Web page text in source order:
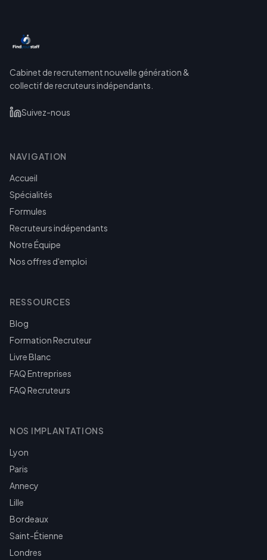
Cabinet de recrutement nouvelle génération &
collectif de recruteurs indépendants.
Suivez-nous
NAVIGATION
Accueil
Spécialités
Formules
Recruteurs indépendants
Notre Équipe
Nos offres d'emploi
RESSOURCES
Blog
Formation Recruteur
Livre Blanc
FAQ Entreprises
FAQ Recruteurs
NOS IMPLANTATIONS
Lyon
Paris
Annecy
Lille
Bordeaux
Saint-Étienne
Londres